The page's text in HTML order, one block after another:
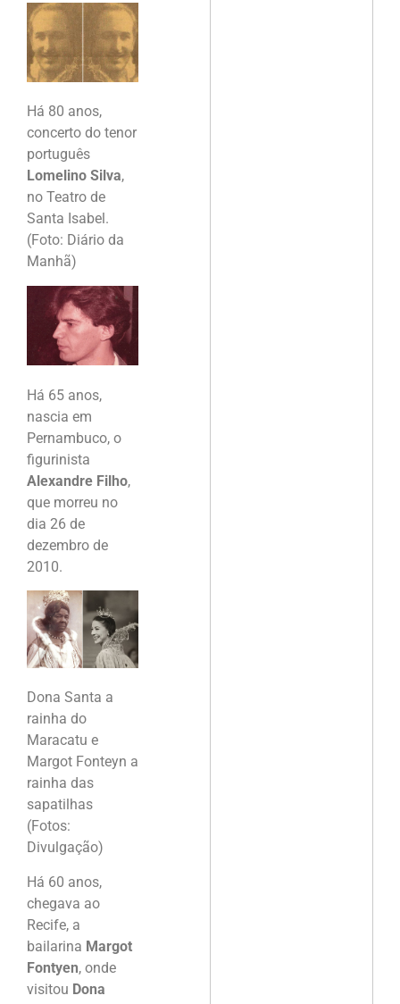
Há 80 anos,
concerto do tenor
português
Lomelino Silva,
no Teatro de
Santa Isabel.
(Foto: Diário da
Manhã)
Há 65 anos,
nascia em
Pernambuco, o
figurinista
Alexandre Filho,
que morreu no
dia 26 de
dezembro de
2010.
Dona Santa a
rainha do
Maracatu e
Margot Fonteyn a
rainha das
sapatilhas
(Fotos:
Divulgação)
Há 60 anos,
chegava ao
Recife, a
bailarina Margot
Fontyen, onde
visitou Dona